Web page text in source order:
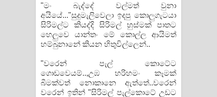
"මං බැද්දේ වල්මත් වුනා
අයියේ..."සුදුමැලිවෙලා ඉදපු කොලුගැටයා
සිරිමල්ට කියද්දි සිරිමල් හුස්මක් පාතට
හෙලුවෙ යාන්තං මේ කොල්ල ආයිමත්
හම්බුනානේ කියන හිතුවිල්ලෙන්..
"වරෙන් පැල් කොටේට
ගොඩවෙයම්..,උඹ හරිහමං කෑමක්
බීමක්වත් නොකානෙ ඇත්තේ..වරෙන්
වරෙන් ඉතින් "සිරිමල් පැල්කොටේ උඩට